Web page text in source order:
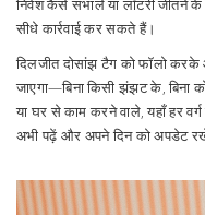
निवेश कैसे संभालें या लॉटरी जीतने के
सीधे कार्रवाई कर सकते हैं।
दिलजीत दोसांझ टैग को फॉलो करके
जाएगा—बिना किसी झंझट के, बिना
या घर से काम करने वाले, यहाँ हर
अभी पढ़ें और अपने दिन को अपडेट